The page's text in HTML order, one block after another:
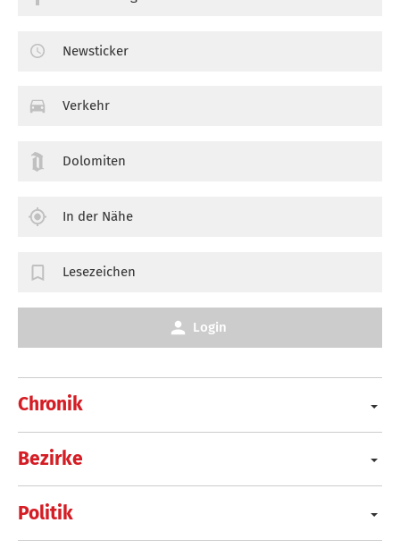
Chronik
Bezirke
Politik
Newsticker
Verkehr
Dolomiten
In der Nähe
Lesezeichen
Login